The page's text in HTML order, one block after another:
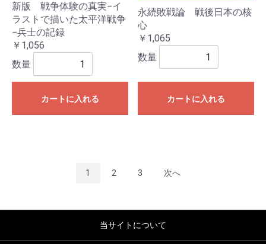
新版 戦争体験の真実−イ
ラストで描いた太平洋戦争
−兵士の記録
￥1,056
数量
カートに入れる
永続敗戦論 戦後日本の核
心
￥1,065
数量
カートに入れる
1 2 3 次へ
当サイトについて